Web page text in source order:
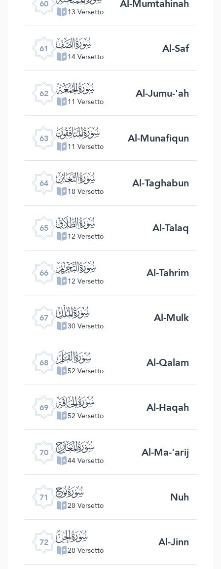
60
13 Versetto
61 ﯪ
14 Versetto Al-Saf
62 ﯫ
11 Versetto Al-Jumu-'ah
63 ﯬ
11 Versetto Al-Munafiqun
64 ﯭ
18 Versetto Al-Taghabun
65 ﯮ
12 Versetto Al-Talaq
66 ﯯ
12 Versetto Al-Tahrim
67 ﯰ
30 Versetto Al-Mulk
68 ﯱ
52 Versetto Al-Qalam
69 ﯲ
52 Versetto Al-Haqah
70 ﯳ
44 Versetto Al-Ma-'arij
71 ﯴ
28 Versetto Nuh
72 ﯵ
28 Versetto Al-Jinn